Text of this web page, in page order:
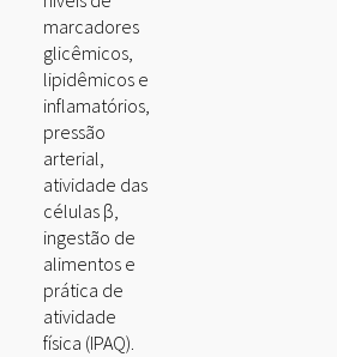
marcadores
glicêmicos,
lipidêmicos e
inflamatórios,
pressão
arterial,
atividade das
células β,
ingestão de
alimentos e
prática de
atividade
física (IPAQ).